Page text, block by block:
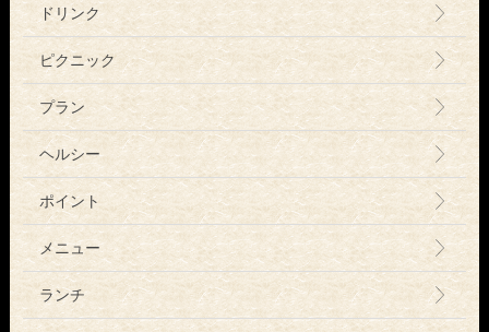
ドリンク
ピクニック
プラン
ヘルシー
ポイント
メニュー
ランチ